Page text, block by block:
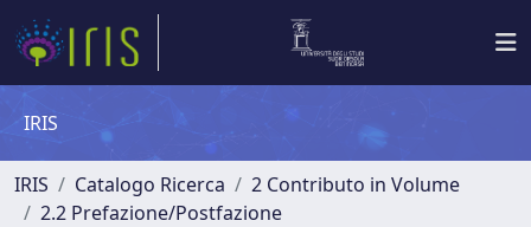
IRIS
IRIS Catalogo Ricerca
2 Contributo in Volume
2.2 Prefazione/Postfazione